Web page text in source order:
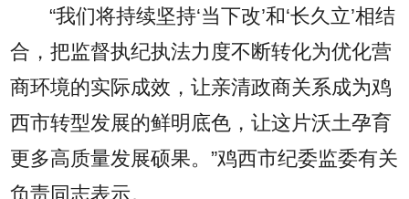
“我们将持续坚持‘当下改’和‘长久立’相结
合，把监督执纪执法力度不断转化为优化营
商环境的实际成效，让亲清政商关系成为鸡
西市转型发展的鲜明底色，让这片沃土孕育
更多高质量发展硕果。”鸡西市纪委监委有关
负责同志表示。